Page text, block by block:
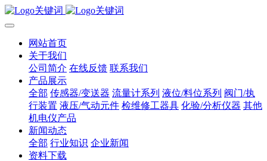
网站首页
关于我们
公司简介 在线反馈 联系我们
产品展示
全部 传感器/变送器 流量计系列 液位/料位系列 阀门/执
行装置 液压/气动元件 检维修工器具 化验/分析仪器 其他
机电仪产品
新闻动态
全部 行业知识 企业新闻
资料下载